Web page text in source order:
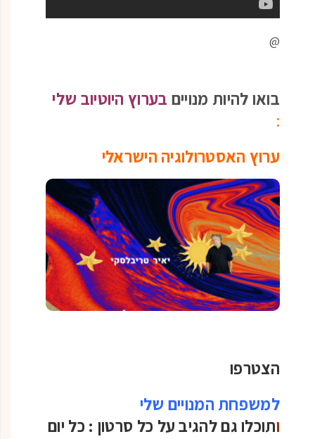
@
בואו להיות מנויים בערוץ היוטיוב שלי
:
ערוץ האסטרולוגיה הישראלי
הצטרפו
למשפחת המנויים שלי
ותוכלו גם להגיב על כל סרטון : כל יום